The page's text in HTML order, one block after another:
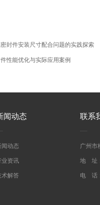
封件安装尺寸配合问题的实践探索
性能优化与实际应用案例
闻动态
闻动态
业资讯
术解答
联系
广州市
地 址
电 话